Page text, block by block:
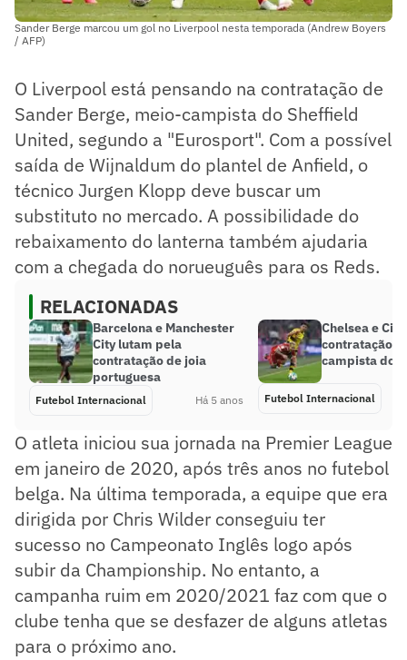
Sander Berge marcou um gol no Liverpool nesta temporada (Andrew Boyers
/ AFP)
O Liverpool está pensando na contratação de
Sander Berge, meio-campista do Sheffield
United, segundo a "Eurosport". Com a possível
saída de Wijnaldum do plantel de Anfield, o
técnico Jurgen Klopp deve buscar um
substituto no mercado. A possibilidade do
rebaixamento do lanterna também ajudaria
com a chegada do norueuguês para os Reds.
RELACIONADAS
Barcelona e Manchester
City lutam pela
contratação de joia
portuguesa
Futebol Internacional Há 5 anos
Chelsea e
contratação
campista do
Futebol Internacional
O atleta iniciou sua jornada na Premier League
em janeiro de 2020, após três anos no futebol
belga. Na última temporada, a equipe que era
dirigida por Chris Wilder conseguiu ter
sucesso no Campeonato Inglês logo após
subir da Championship. No entanto, a
campanha ruim em 2020/2021 faz com que o
clube tenha que se desfazer de alguns atletas
para o próximo ano.